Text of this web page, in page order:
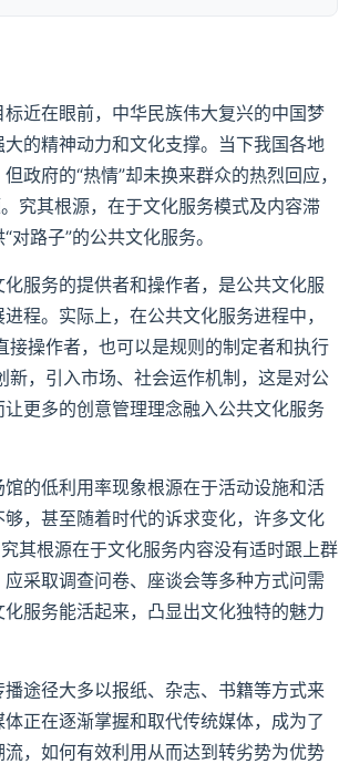
近在眼前，中华民族伟大复兴的中国梦
的精神动力和文化支撑。当下我国各地
政府的“热情”却未换来群众的热烈回应，
究其根源，在于文化服务模式及内容滞
路子”的公共文化服务。
服务的提供者和操作者，是公共文化服
程。实际上，在公共文化服务进程中，
操作者，也可以是规则的制定者和执行
，引入市场、社会运作机制，这是对公
更多的创意管理理念融入公共文化服务
的低利用率现象根源在于活动设施和活
，甚至随着时代的诉求变化，许多文化
其根源在于文化服务内容没有适时跟上群
采取调查问卷、座谈会等多种方式问需
服务能活起来，凸显出文化独特的魅力
途径大多以报纸、杂志、书籍等方式来
正在逐渐掌握和取代传统媒体，成为了
，如何有效利用从而达到转劣势为优势